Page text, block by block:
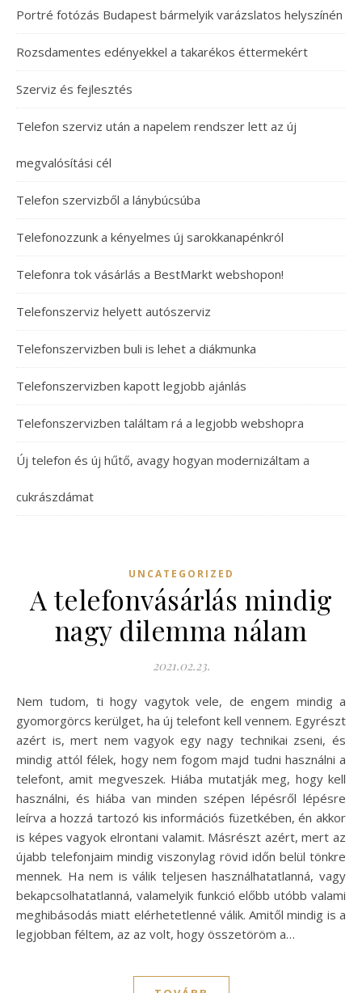
Portré fotózás Budapest bármelyik varázslatos helyszínén
Rozsdamentes edényekkel a takarékos éttermekért
Szerviz és fejlesztés
Telefon szerviz után a napelem rendszer lett az új
megvalósítási cél
Telefon szervizből a lánybúcsúba
Telefonozzunk a kényelmes új sarokkanapénkról
Telefonra tok vásárlás a BestMarkt webshopon!
Telefonszerviz helyett autószerviz
Telefonszervizben buli is lehet a diákmunka
Telefonszervizben kapott legjobb ajánlás
Telefonszervizben találtam rá a legjobb webshopra
Új telefon és új hűtő, avagy hogyan modernizáltam a
cukrászdámat
UNCATEGORIZED
A telefonvásárlás mindig
nagy dilemma nálam
2021.02.23.
Nem tudom, ti hogy vagytok vele, de engem mindig a
gyomorgörcs kerülget, ha új telefont kell vennem. Egyrészt
azért is, mert nem vagyok egy nagy technikai zseni, és
mindig attól félek, hogy nem fogom majd tudni használni a
telefont, amit megveszek. Hiába mutatják meg, hogy kell
használni, és hiába van minden szépen lépésről lépésre
leírva a hozzá tartozó kis információs füzetkében, én akkor
is képes vagyok elrontani valamit. Másrészt azért, mert az
újabb telefonjaim mindig viszonylag rövid időn belül tönkre
mennek. Ha nem is válik teljesen használhatatlanná, vagy
bekapcsolhatatlanná, valamelyik funkció előbb utóbb valami
meghibásodás miatt elérhetetlenné válik. Amitől mindig is a
legjobban féltem, az az volt, hogy összetöröm a…